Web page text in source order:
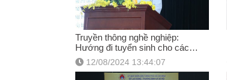
Truyền thông nghề nghiệp:
Hướng đi tuyển sinh cho các
trường cao đẳng, trung cấp trên
địa bàn TPHCM
12/08/2024 13:44:07